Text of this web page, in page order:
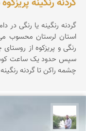
گردنه رنگینه یا رنگی در
استان لرستان محسوب
رنگی و پریزکوه از
سپس حدود یک ساعت
چشمه راکن تا گردنه